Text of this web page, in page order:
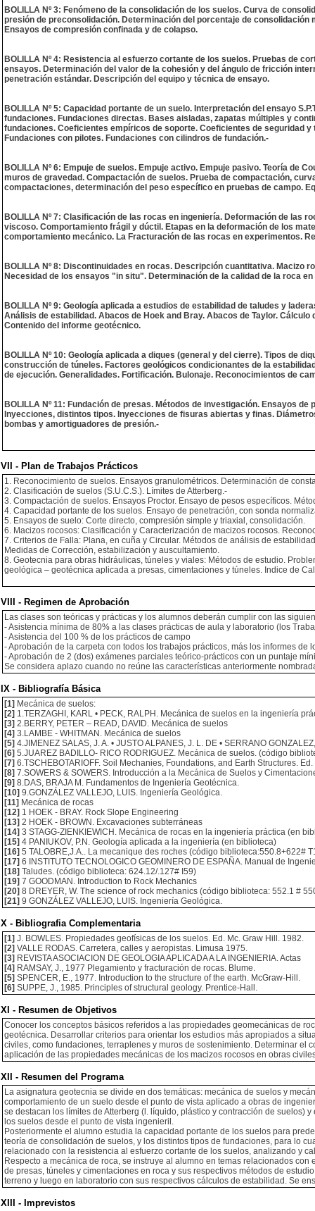
BOLILLA Nº 3: Fenómeno de la consolidación de los suelos. Curva de
presión de preconsolidación. Determinación del porcentaje de
Ensayos de compresión confinada y de colapso.
BOLILLA Nº 4: Resistencia al esfuerzo cortante de los suelos. Pruebas de
ensayos. Determinación del valor de la cohesión y del ángulo de fricción
penetración estándar. Descripción del equipo y técnica de ensayo.
BOLILLA Nº 5: Capacidad portante de un suelo. Interpretación del ensayo
fundaciones. Fundaciones directas. Bases aisladas, zapatas múltiples y
fundaciones. Coeficientes empíricos de soporte. Coeficientes de seguridad
Fundaciones con pilotes. Fundaciones con cilindros de fundación.-
BOLILLA Nº 6: Empuje de suelos. Empuje activo. Empuje pasivo. Teoría de
muros de gravedad. Compactación de suelos. Prueba de compactación,
compactaciones, determinación del peso específico en pruebas de campo.
BOLILLA Nº 7: Clasificación de las rocas en ingeniería. Deformación de las
viscoso. Comportamiento frágil y dúctil. Etapas en la deformación de los
comportamiento mecánico. La Fracturación de las rocas en experimentos.
BOLILLA Nº 8: Discontinuidades en rocas. Descripción cuantitativa.
Necesidad de los ensayos "in situ". Determinación de la calidad de la roca
BOLILLA Nº 9: Geología aplicada a estudios de estabilidad de taludes y
Análisis de estabilidad. Abacos de Hoek and Bray. Abacos de Taylor.
Contenido del informe geotécnico.
BOLILLA Nº 10: Geología aplicada a diques (general y del cierre). Tipos de
construcción de túneles. Factores geológicos condicionantes de la
de ejecución. Generalidades. Fortificación. Bulonaje. Reconocimientos de
BOLILLA Nº 11: Fundación de presas. Métodos de investigación. Ensayos
Inyecciones, distintos tipos. Inyecciones de fisuras abiertas y finas.
bombas y amortiguadores de presión.-
VII - Plan de Trabajos Prácticos
1. Reconocimiento de suelos. Ensayos granulométricos. Determinación de
2. Clasificación de suelos (S.U.C.S.). Límites de Atterberg.-
3. Compactación de suelos. Ensayos Proctor. Ensayo de pesos específicos.
4. Capacidad portante de los suelos. Ensayo de penetración, con sonda
5. Ensayos de suelo: Corte directo, compresión simple y triaxial, consolidación.
6. Macizos rocosos: Clasificación y Caracterización de macizos rocosos.
7. Criterios de Falla: Plana, en cuña y Circular. Métodos de análisis de
Medidas de Corrección, estabilización y auscultamiento.
8. Geotecnia para obras hidráulicas, túneles y viales: Métodos de estudio.
geológica – geotécnica aplicada a presas, cimentaciones y túneles. Indice de
VIII - Regimen de Aprobación
Las clases son teóricas y prácticas y los alumnos deberán cumplir con las
- Asistencia mínima de 80% a las clases prácticas de aula y laboratorio (los
- Asistencia del 100 % de los prácticos de campo
- Aprobación de la carpeta con todos los trabajos prácticos, más los informes de
- Aprobación de 2 (dos) exámenes parciales teórico-prácticos con un puntaje
Se considera aplazo cuando no reúne las características anteriormente
IX - Bibliografía Básica
[1] Mecánica de suelos:
[2] 1.TERZAGHI, KARL • PECK, RALPH. Mecánica de suelos en la ingeniería
[3] 2.BERRY, PETER – READ, DAVID. Mecánica de suelos
[4] 3.LAMBE - WHITMAN. Mecánica de suelos
[5] 4.JIMENEZ SALAS, J. A. • JUSTO ALPANES, J. L. DE • SERRANO
[6] 5.JUAREZ BADILLO- RICO RODRIGUEZ. Mecánica de suelos. (código
[7] 6.TSCHEBOTARIOFF. Soil Mechanies, Foundations, and Earth Structures.
[8] 7.SOWERS & SOWERS. Introducción a la Mecánica de Suelos y
[9] 8.DAS, BRAJA M. Fundamentos de Ingeniería Geotécnica.
[10] 9.GONZÁLEZ VALLEJO, LUIS. Ingeniería Geológica.
[11] Mecánica de rocas
[12] 1 HOEK - BRAY. Rock Slope Engineering
[13] 2 HOEK - BROWN. Excavaciones subterráneas
[14] 3 STAGG-ZIENKIEWICH. Mecánica de rocas en la ingeniería práctica (en
[15] 4 PANIUKOV, P.N. Geología aplicada a la ingeniería (en biblioteca)
[16] 5 TALOBRE,J.A.. La mecanique des roches (código biblioteca:550.8+622#
[17] 6 INSTITUTO TECNOLOGICO GEOMINERO DE ESPAÑA. Manual de
[18] Taludes. (código biblioteca: 624.12/.127# I59)
[19] 7 GOODMAN. Introduction to Rock Mechanics
[20] 8 DREYER, W. The science of rock mechanics (código biblioteca: 552.1 #
[21] 9 GONZÁLEZ VALLEJO, LUIS. Ingeniería Geológica.
X - Bibliografia Complementaria
[1] J. BOWLES. Propiedades geofísicas de los suelos. Ed. Mc. Graw Hill. 1982.
[2] VALLE RODAS. Carretera, calles y aeropistas. Limusa 1975.
[3] REVISTA ASOCIACION DE GEOLOGIA APLICADA A LA INGENIERIA. Actas
[4] RAMSAY, J., 1977 Plegamiento y fracturación de rocas. Blume.
[5] SPENCER, E., 1977. Introduction to the structure of the earth. McGraw-Hill.
[6] SUPPE, J., 1985. Principles of structural geology. Prentice-Hall.
XI - Resumen de Objetivos
Conocer los conceptos básicos referidos a las propiedades geomecánicas de
geotécnica. Desarrollar criterios para orientar los estudios más apropiados a
civiles, como fundaciones, terraplenes y muros de sostenimiento. Determinar
aplicación de las propiedades mecánicas de los macizos rocosos en obras
XII - Resumen del Programa
La asignatura geotecnia se divide en dos temáticas: mecánica de suelos y
comportamiento de un suelo desde el punto de vista aplicado a obras de
se destacan los límites de Atterberg (l. líquido, plástico y contracción de suelos)
los suelos desde el punto de vista ingenieril.
Posteriormente el alumno estudia la capacidad portante de los suelos para
teoría de consolidación de suelos, y los distintos tipos de fundaciones, para lo
relacionado con la resistencia al esfuerzo cortante de los suelos, analizando y
Respecto a mecánica de roca, se instruye al alumno en temas relacionados
de presas, túneles y cimentaciones en roca y sus respectivos métodos de
terreno y luego en laboratorio con sus respectivos cálculos de estabilidad. Se
XIII - Imprevistos